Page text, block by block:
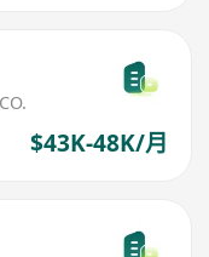
$43K-48K/月